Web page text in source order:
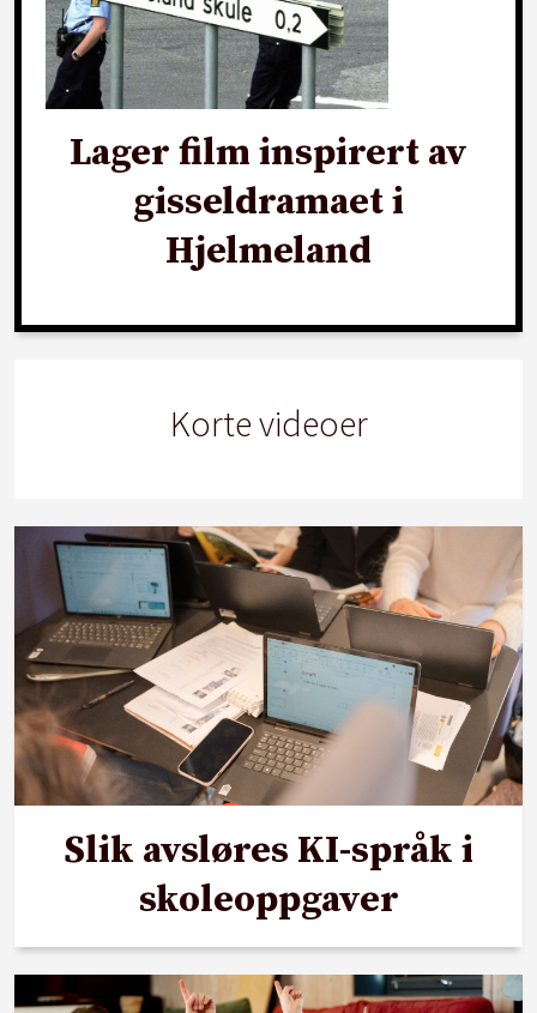
Lager film inspirert av
gisseldramaet i
Hjelmeland
Korte videoer
Slik avsløres KI-språk i
skoleoppgaver